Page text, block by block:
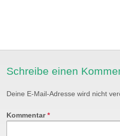
Schreibe einen
Deine E-Mail-Adresse wird nicht
Kommentar*